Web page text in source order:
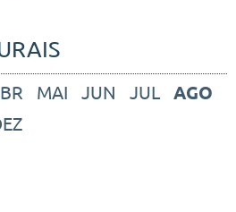
MAI JUN JUL AGO